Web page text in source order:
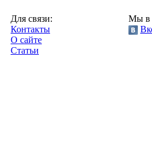
Для связи:
Контакты
О сайте
Статьи
Мы в